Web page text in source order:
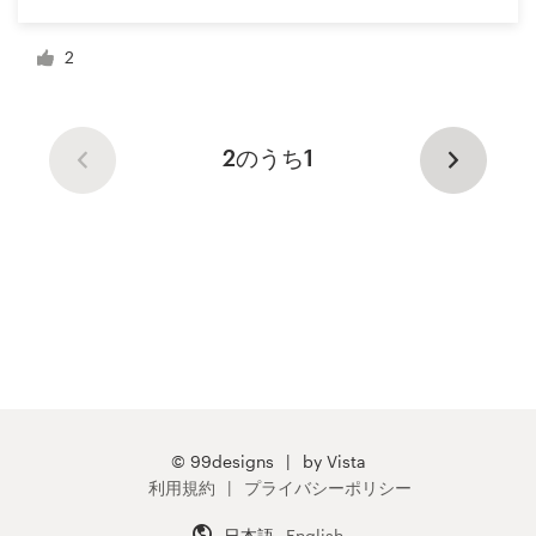
2
2のうち1
© 99designs
by Vista
利用規約
プライバシーポリシー